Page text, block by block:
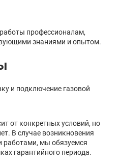
профессионалам,
знаниями и опытом.
и подключение газовой
от конкретных условий, но
В случае возникновения
работами, мы обязуемся
гарантийного периода.